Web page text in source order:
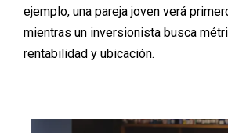
ejemplo, una pareja joven verá
mientras un inversionista busca
rentabilidad y ubicación.